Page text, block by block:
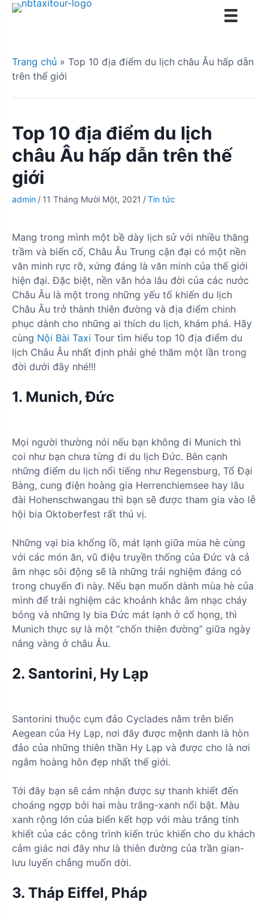
Trang chủ » Top 10 địa điểm du lịch châu Âu hấp dẫn
trên thế giới
Top 10 địa điểm du lịch
châu Âu hấp dẫn trên thế
giới
admin / 11 Tháng Mười Một, 2021 /Tin tức
Mang trong mình một bề dày lịch sử với nhiều thăng
trầm và biến cố, Châu Âu Trung cận đại có một nền
văn minh rực rỡ, xứng đáng là văn minh của thế giới
hiện đại. Đặc biệt, nền văn hóa lâu đời của các nước
Châu Âu là một trong những yếu tố khiến du lịch
Châu Âu trở thành thiên đường và địa điểm chinh
phục dành cho những ai thích du lịch, khám phá. Hãy
cùng Nội Bài Taxi Tour tìm hiểu top 10 địa điểm du
lịch Châu Âu nhất định phải ghé thăm một lần trong
đời dưới đây nhé!!!
1. Munich, Đức
Mọi người thường nói nếu bạn không đi Munich thì
coi như bạn chưa từng đi du lịch Đức. Bên cạnh
những điểm du lịch nổi tiếng như Regensburg, Tổ Đại
Bàng, cung điện hoàng gia Herrenchiemsee hay lâu
đài Hohenschwangau thì bạn sẽ được tham gia vào lễ
hội bia Oktoberfest rất thú vị.
Những vại bia khổng lồ, mát lạnh giữa mùa hè cùng
với các món ăn, vũ điệu truyền thống của Đức và cả
âm nhạc sôi động sẽ là những trải nghiệm đáng có
trong chuyến đi này. Nếu bạn muốn dành mùa hè của
mình để trải nghiệm các khoảnh khắc âm nhạc cháy
bỏng và những ly bia Đức mát lạnh ở cổ họng, thì
Munich thực sự là một “chốn thiên đường” giữa ngày
nắng vàng ở châu Âu.
2. Santorini, Hy Lạp
Santorini thuộc cụm đảo Cyclades nằm trên biển
Aegean của Hy Lạp, nơi đây được mệnh danh là hòn
đảo của những thiên thần Hy Lạp và được cho là nơi
ngắm hoàng hôn đẹp nhất thế giới.
Tới đây bạn sẽ cảm nhận được sự thanh khiết đến
choáng ngợp bởi hai màu trắng-xanh nổi bật. Màu
xanh rộng lớn của biển kết hợp với màu trắng tinh
khiết của các công trình kiến trúc khiến cho du khách
cảm giác nơi đây như là thiên đường của trần gian-
lưu luyến chẳng muốn dời.
3. Tháp Eiffel, Pháp